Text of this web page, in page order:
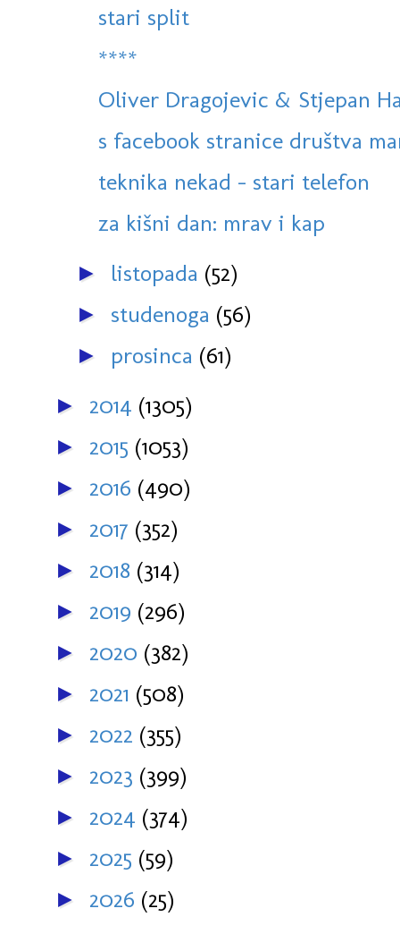
stari split
****
Oliver Dragojevic & Stjepan
s facebook stranice društva
teknika nekad - stari telefon
za kišni dan: mrav i kap
► listopada (52)
► studenoga (56)
► prosinca (61)
► 2014 (1305)
► 2015 (1053)
► 2016 (490)
► 2017 (352)
► 2018 (314)
► 2019 (296)
► 2020 (382)
► 2021 (508)
► 2022 (355)
► 2023 (399)
► 2024 (374)
► 2025 (59)
► 2026 (25)